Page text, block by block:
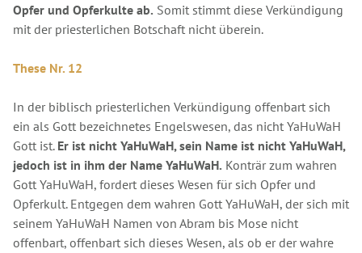
Opfer und Opferkulte ab. Somit stimmt diese Verkündigung
mit der priesterlichen Botschaft nicht überein.
These Nr. 12
In der biblisch priesterlichen Verkündigung offenbart sich
ein als Gott bezeichnetes Engelswesen, das nicht YaHuWaH
Gott ist. Er ist nicht YaHuWaH, sein Name ist nicht YaHuWaH,
jedoch ist in ihm der Name YaHuWaH. Konträr zum wahren
Gott YaHuWaH, fordert dieses Wesen für sich Opfer und
Opferkult. Entgegen dem wahren Gott YaHuWaH, der sich mit
seinem YaHuWaH Namen von Abram bis Mose nicht
offenbart, offenbart sich dieses Wesen, als ob er der wahre